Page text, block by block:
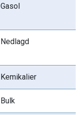
Gasol
Nedlagd
Kemikalier
Bulk